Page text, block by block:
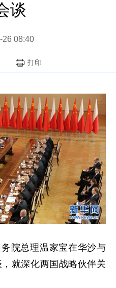
谈
26 08:40
打印
总理温家宝在华沙与
就深化两国战略伙伴关